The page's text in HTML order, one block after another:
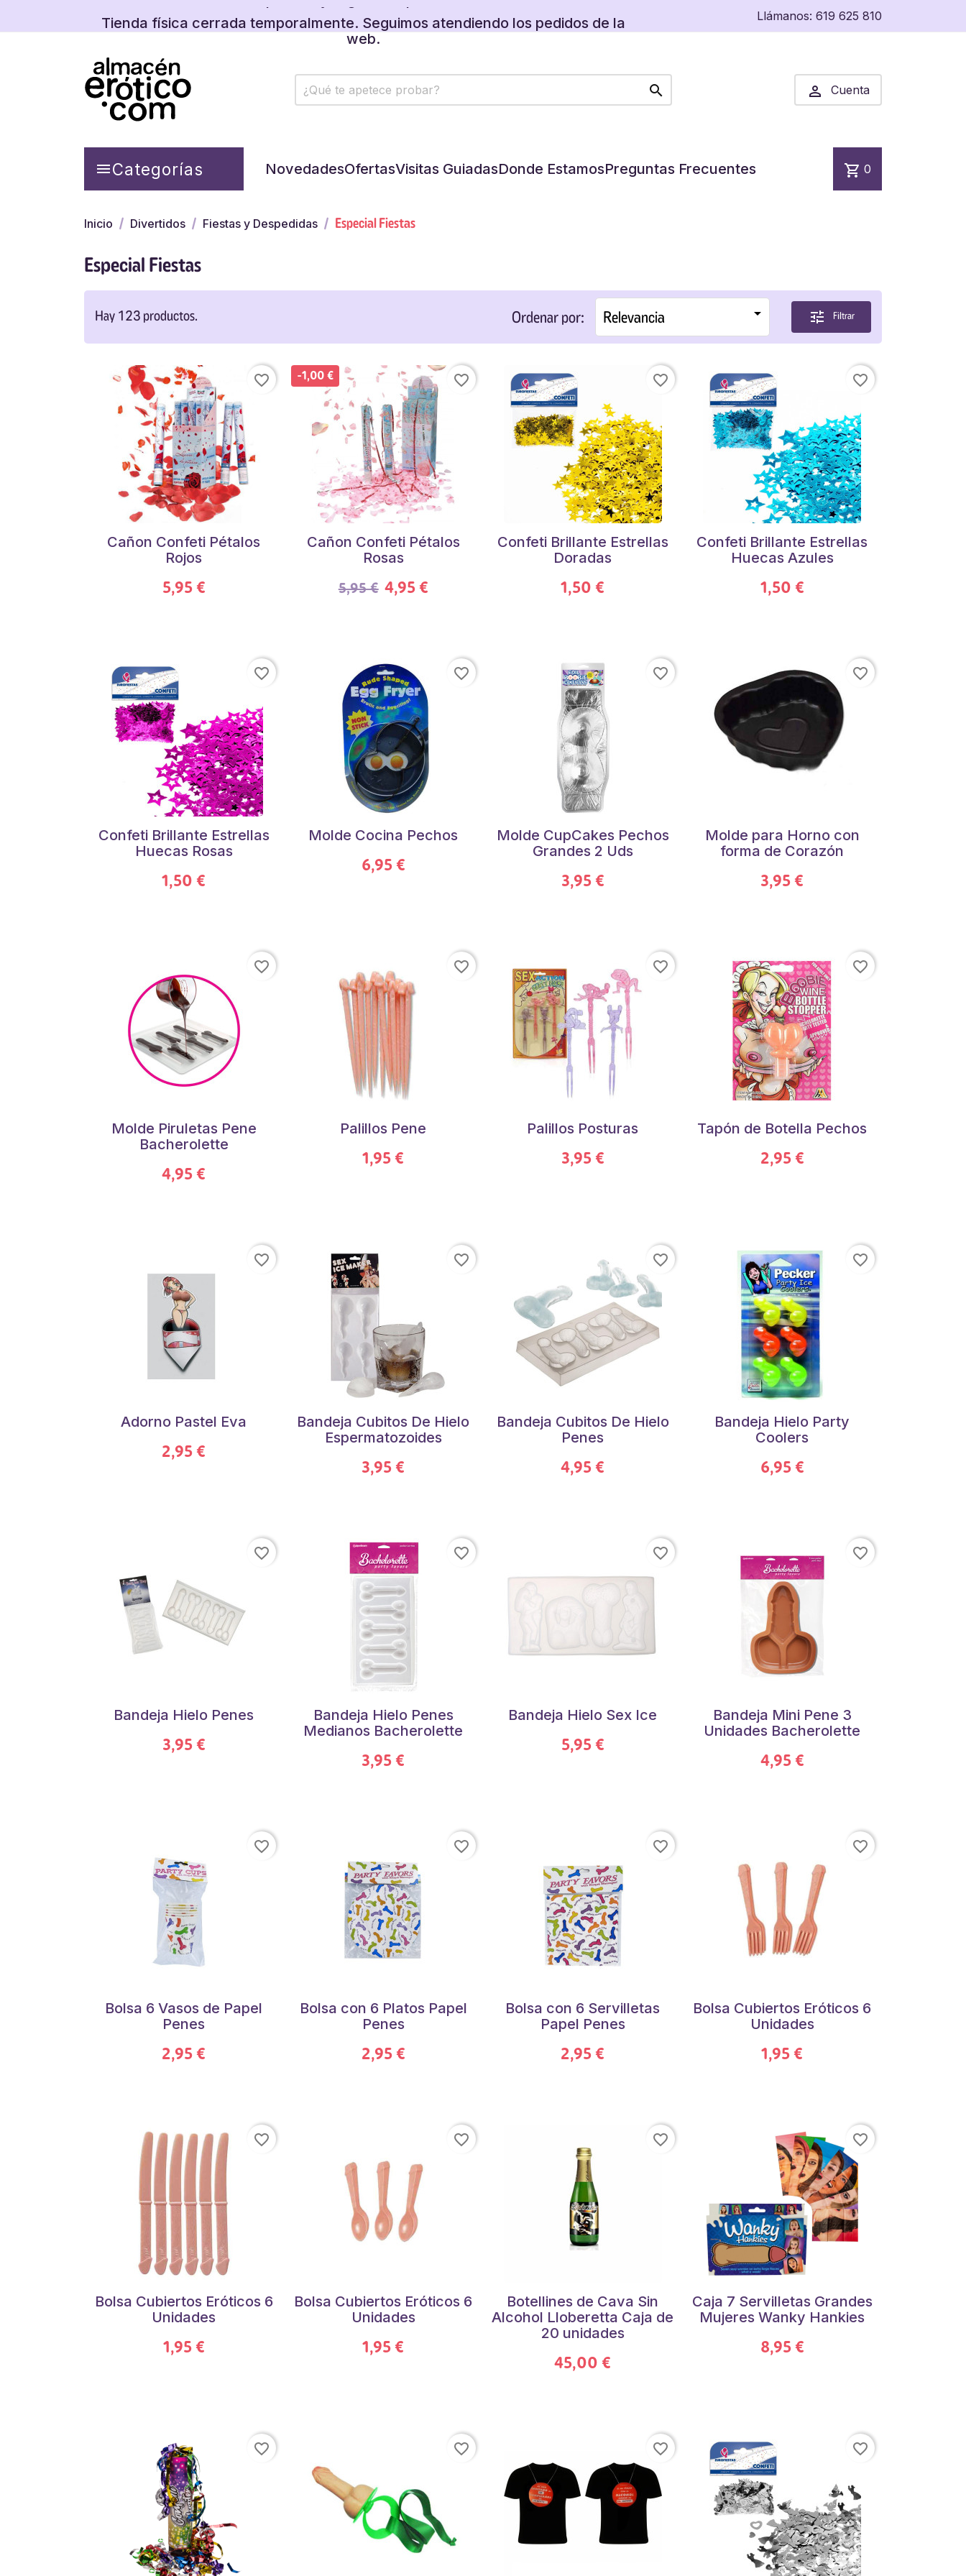
Descubre las promos y regalos disponibles en tu carrito.
Llámanos: 619 625 810
  Cuenta
Categorías NovedadesOfertasVisitas GuiadasDonde EstamosPreguntas Frecuentes shopping_cart 0
Inicio Divertidos Fiestas y Despedidas Especial Fiestas
Especial Fiestas
Hay 123 productos. Ordenar por: Relevancia  tune Filtrar
Cañon Confeti Pétalos
Rojos
5,95 €
favorite_border -1,00 €
Cañon Confeti Pétalos
Rosas
5,95 € 4,95 €
favorite_border
Confeti Brillante Estrellas
Doradas
1,50 €
favorite_border
Confeti Brillante Estrellas
Huecas Azules
1,50 €
favorite_border
Confeti Brillante Estrellas
Huecas Rosas
1,50 €
favorite_border
Molde Cocina Pechos
6,95 €
favorite_border
Molde CupCakes Pechos
Grandes 2 Uds
3,95 €
favorite_border
Molde para Horno con
forma de Corazón
3,95 €
favorite_border
Molde Piruletas Pene
Bacherolette
4,95 €
favorite_border
Palillos Pene
1,95 €
favorite_border
Palillos Posturas
3,95 €
favorite_border
Tapón de Botella Pechos
2,95 €
favorite_border
Adorno Pastel Eva
2,95 €
favorite_border
Bandeja Cubitos De Hielo
Espermatozoides
3,95 €
favorite_border
Bandeja Cubitos De Hielo
Penes
4,95 €
favorite_border
Bandeja Hielo Party
Coolers
6,95 €
favorite_border
Bandeja Hielo Penes
3,95 €
favorite_border
Bandeja Hielo Penes
Medianos Bacherolette
3,95 €
favorite_border
Bandeja Hielo Sex Ice
5,95 €
favorite_border
Bandeja Mini Pene 3
Unidades Bacherolette
4,95 €
favorite_border
Bolsa 6 Vasos de Papel
Penes
2,95 €
favorite_border
Bolsa con 6 Platos Papel
Penes
2,95 €
favorite_border
Bolsa con 6 Servilletas
Papel Penes
2,95 €
favorite_border
Bolsa Cubiertos Eróticos 6
Unidades
1,95 €
favorite_border
Bolsa Cubiertos Eróticos 6
Unidades
1,95 €
favorite_border
Bolsa Cubiertos Eróticos 6
Unidades
1,95 €
favorite_border
Botellines de Cava Sin
Alcohol Lloberetta Caja de
20 unidades
45,00 €
favorite_border
Caja 7 Servilletas Grandes
Mujeres Wanky Hankies
8,95 €
favorite_border
favorite_border favorite_border favorite_border favorite_border